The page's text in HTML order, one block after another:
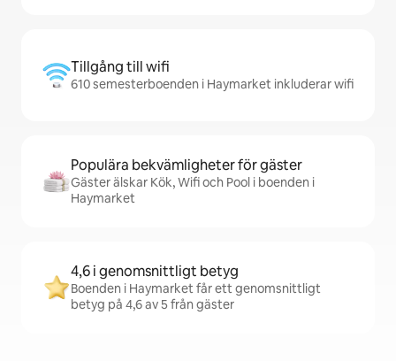
Tillgång till wifi
610 semesterboenden i Haymarket inkluderar wifi
Populära bekvämligheter för gäster
Gäster älskar Kök, Wifi och Pool i boenden i
Haymarket
4,6 i genomsnittligt betyg
Boenden i Haymarket får ett genomsnittligt
betyg på 4,6 av 5 från gäster